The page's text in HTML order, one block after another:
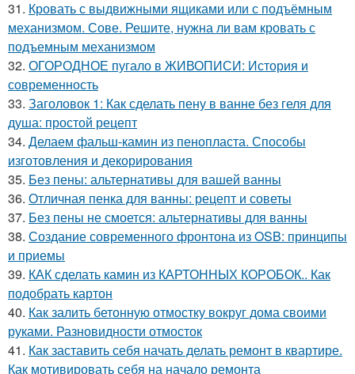
31. Кровать с выдвижными ящиками или с подъёмным
механизмом. Сове. Решите, нужна ли вам кровать с
подъемным механизмом
32. ОГОРОДНОЕ пугало в ЖИВОПИСИ: История и
современность
33. Заголовок 1: Как сделать пену в ванне без геля для
душа: простой рецепт
34. Делаем фальш-камин из пенопласта. Способы
изготовления и декорирования
35. Без пены: альтернативы для вашей ванны
36. Отличная пенка для ванны: рецепт и советы
37. Без пены не смоется: альтернативы для ванны
38. Создание современного фронтона из OSB: принципы
и приемы
39. КАК сделать камин из КАРТОННЫХ КОРОБОК.. Как
подобрать картон
40. Как залить бетонную отмостку вокруг дома своими
руками. Разновидности отмосток
41. Как заставить себя начать делать ремонт в квартире.
Как мотивировать себя на начало ремонта